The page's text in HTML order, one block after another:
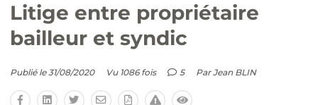
Litige entre propriétaire
bailleur et syndic
Publié le 31/08/2020 Vu 1086 fois 5 ParJean BLIN